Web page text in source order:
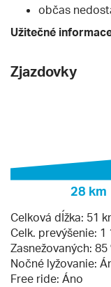
občas
Užitečné
Zjazdovky
28 km
Celková dĺžka: 51
Celk. prevýšenie: 1
Zasnežovaných: 85
Nočné lyžovanie:
Free ride: Áno